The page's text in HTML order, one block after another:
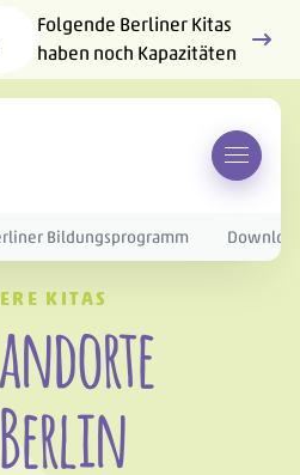
Folgende Berliner Kitas
haben noch Kapazitäten
Bildungsprogramm
KITAS